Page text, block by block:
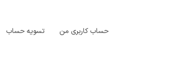
حساب کاربری من تسویه حساب